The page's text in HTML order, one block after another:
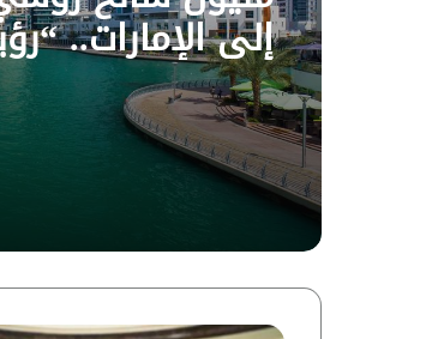
إلى الإمارات..
أسباب الطفرة